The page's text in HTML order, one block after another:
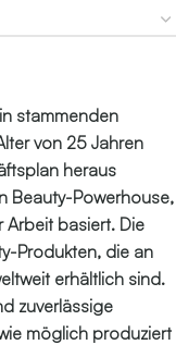
stammenden
von 25 Jahren
heraus
Beauty-Powerhouse,
Arbeit basiert. Die
Produkten, die an
erhältlich sind.
zuverlässige
möglich produziert